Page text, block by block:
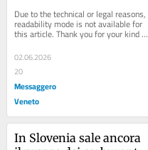
Due to the technical or legal reasons,
readability mode is not available for
this article. Thank you for your kind
02.06.2026
20
Messaggero
Veneto
In Slovenia sale ancora